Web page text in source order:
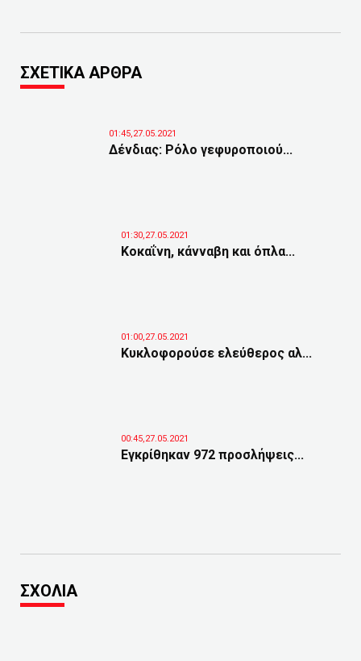
ΣΧΕΤΙΚΑ ΑΡΘΡΑ
01:45,27.05.2021
Δένδιας: Ρόλο γεφυροποιού...
01:30,27.05.2021
Κοκαΐνη, κάνναβη και όπλα...
01:00,27.05.2021
Κυκλοφορούσε ελεύθερος αλ...
00:45,27.05.2021
Εγκρίθηκαν 972 προσλήψεις...
ΣΧΟΛΙΑ